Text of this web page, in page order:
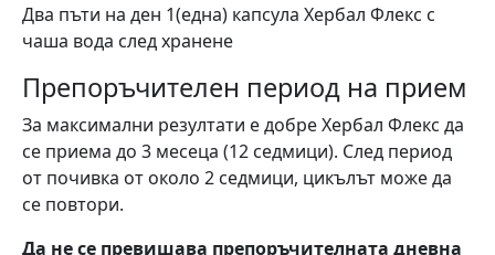
Два пъти на ден 1(една) капсула Хербал Флекс с
чаша вода след хранене
Препоръчителен период на прием
За максимални резултати е добре Хербал Флекс да
се приема до 3 месеца (12 седмици). След период
от почивка от около 2 седмици, цикълът може да
се повтори.
Да не се превишава препоръчителната дневна